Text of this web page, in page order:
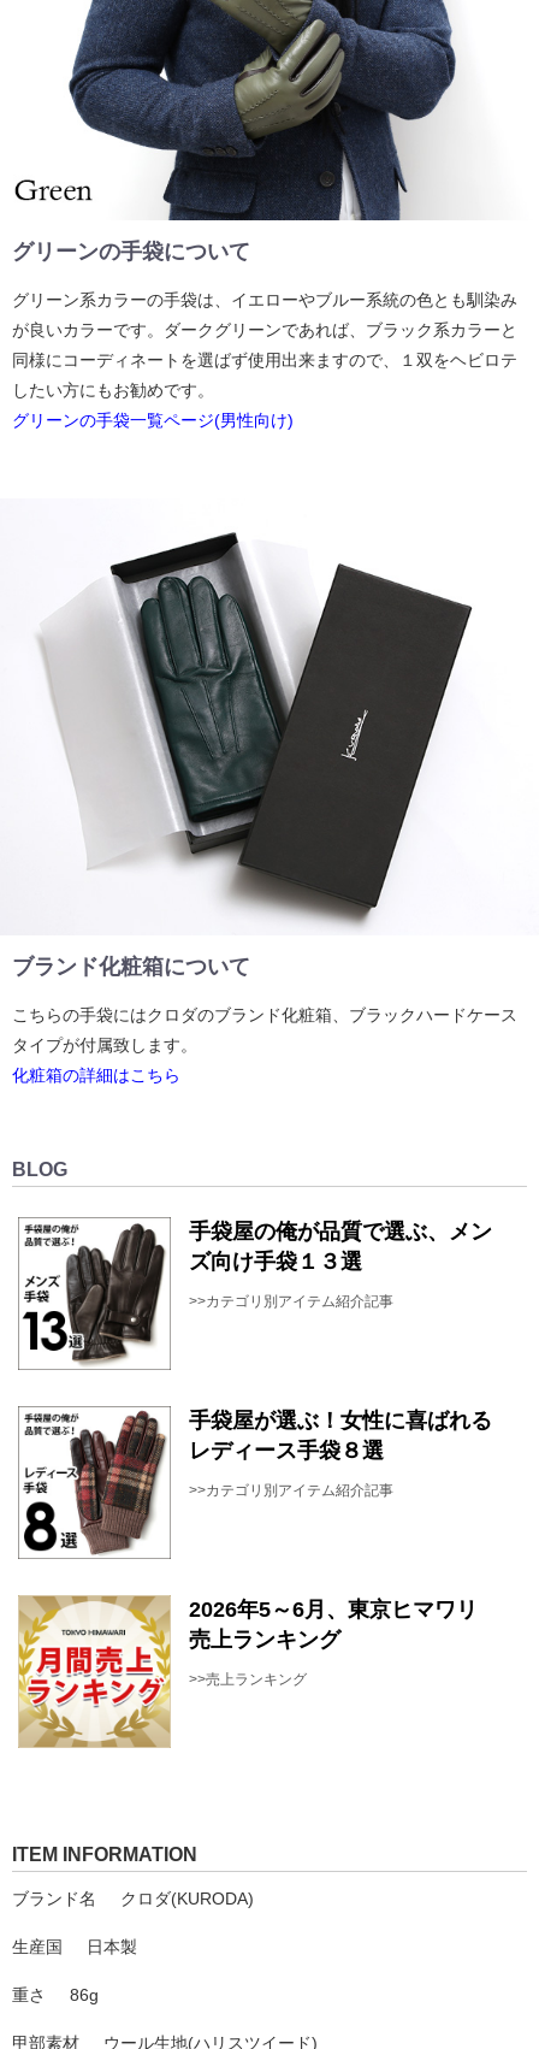
グリーンの手袋について
グリーン系カラーの手袋は、イエローやブルー系統の色とも馴染み
が良いカラーです。ダークグリーンであれば、ブラック系カラーと
同様にコーディネートを選ばず使用出来ますので、１双をヘビロテ
したい方にもお勧めです。
グリーンの手袋一覧ページ(男性向け)
ブランド化粧箱について
こちらの手袋にはクロダのブランド化粧箱、ブラックハードケース
タイプが付属致します。
化粧箱の詳細はこちら
BLOG
手袋屋の俺が品質で選ぶ、メン
ズ向け手袋１３選
>>カテゴリ別アイテム紹介記事
手袋屋が選ぶ！女性に喜ばれる
レディース手袋８選
>>カテゴリ別アイテム紹介記事
2026年5～6月、東京ヒマワリ
売上ランキング
>>売上ランキング
ITEM INFORMATION
ブランド名 クロダ(KURODA)
生産国 日本製
重さ 86g
甲部素材 ウール生地(ハリスツイード)